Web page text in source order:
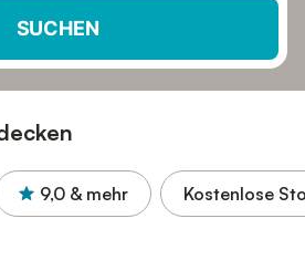
SUCHEN
9,0 & mehr Kostenlose